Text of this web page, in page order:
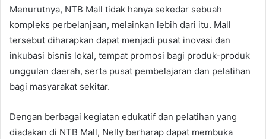
Menurutnya, NTB Mall tidak hanya sekedar sebuah
kompleks perbelanjaan, melainkan lebih dari itu. Mall
tersebut diharapkan dapat menjadi pusat inovasi dan
inkubasi bisnis lokal, tempat promosi bagi produk-produk
unggulan daerah, serta pusat pembelajaran dan pelatihan
bagi masyarakat sekitar.
Dengan berbagai kegiatan edukatif dan pelatihan yang
diadakan di NTB Mall, Nelly berharap dapat membuka